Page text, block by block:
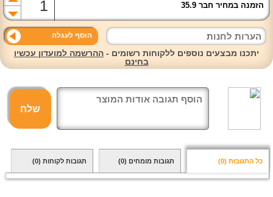
הזמנה במחיר חבר 35.9
הוסף לעגלה
יתכנו מבצעים נוספים ללקוחות רשומים - ההרשמה למועדון עכשיו
בחינם
שלח
כל התגובות (0) תגובות מומחים (0) תגובות לקוחות (0)